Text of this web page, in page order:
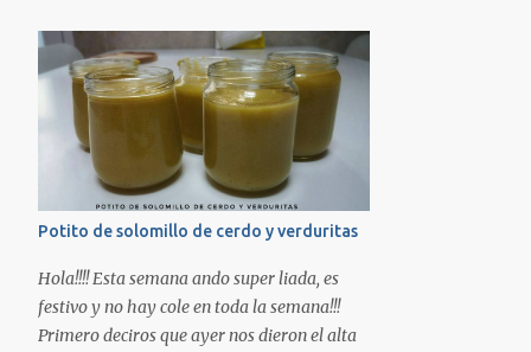
Potito de solomillo de cerdo y verduritas
Hola!!!! Esta semana ando super liada, es
festivo y no hay cole en toda la semana!!!
Primero deciros que ayer nos dieron el alta